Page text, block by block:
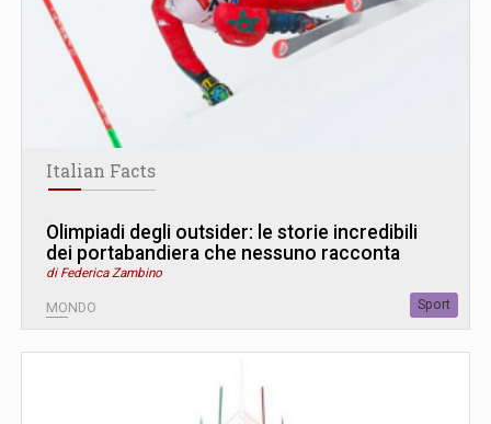
Italian Facts
Olimpiadi degli outsider: le storie incredibili
dei portabandiera che nessuno racconta
di Federica Zambino
MONDO Sport